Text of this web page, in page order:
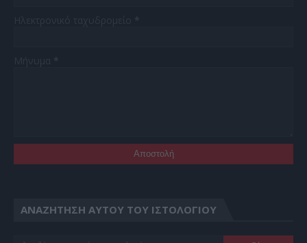
ΑΝΑΖΉΤΗΣΗ ΑΥΤΟΎ ΤΟΥ ΙΣΤΟΛΟΓΊΟΥ